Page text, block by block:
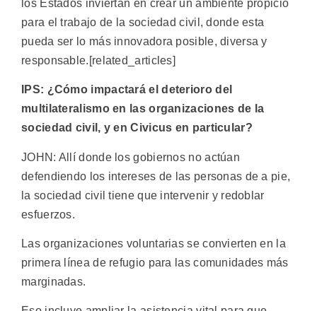
los Estados inviertan en crear un ambiente propicio
para el trabajo de la sociedad civil, donde esta
pueda ser lo más innovadora posible, diversa y
responsable.[related_articles]
IPS: ¿Cómo impactará el deterioro del
multilateralismo en las organizaciones de la
sociedad civil, y en Civicus en particular?
JOHN: Allí donde los gobiernos no actúan
defendiendo los intereses de las personas de a pie,
la sociedad civil tiene que intervenir y redoblar
esfuerzos.
Las organizaciones voluntarias se convierten en la
primera línea de refugio para las comunidades más
marginadas.